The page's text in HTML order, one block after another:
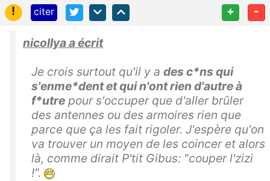
!
citer + -
nicollya a écrit
Je crois surtout qu'il y a des c*ns qui
s'enme*dent et qui n'ont rien d'autre à
f*utre pour s'occuper que d'aller brûler
des antennes ou des armoires rien que
parce que ça les fait rigoler. J'espère qu'on
va trouver un moyen de les coincer et alors
là, comme dirait P'tit Gibus: "couper l'zizi
!".